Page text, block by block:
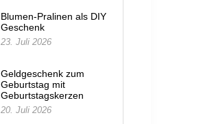
Blumen-Pralinen als DIY
Geschenk
23. Juli 2026
Geldgeschenk zum
Geburtstag mit
Geburtstagskerzen
20. Juli 2026